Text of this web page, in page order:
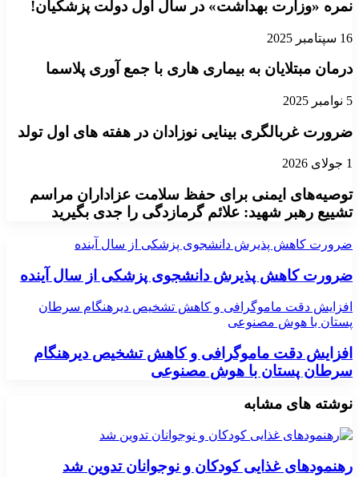
نمره «وزارت بهداشت» در سال اول دولت پزشکیان!
16 سپتامبر 2025
درمان مبتلایان به بیماری هاری با جمع آوری پلاسما
5 نوامبر 2025
ضرورت غربالگری بینایی نوزادان در هفته های اول تولد
1 جولای 2026
توصیه‌های ایمنی برای حفظ سلامت عزاداران مراسم
تشییع رهبر شهید: علائم گرمازدگی را جدی بگیرید
ضرورت کاهش پذیرش دانشجوی پزشکی از سال آینده
ضرورت کاهش پذیرش دانشجوی پزشکی از سال آینده
افزایش دقت ماموگرافی و کاهش تشخیص دیرهنگام سرطان
پستان با هوش مصنوعی
افزایش دقت ماموگرافی و کاهش تشخیص دیرهنگام
سرطان پستان با هوش مصنوعی
نوشته های مشابه
رهنمودهای غذایی کودکان و نوجوانان تدوین شد